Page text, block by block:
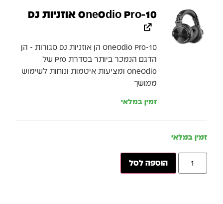
OneOdio Pro-10 אוזניות DJ
OneOdio Pro-10 הן אוזניות DJ סגורות - הן
הדגם הנמכר ביותר בסדרת Pro של
OneOdio ומציעות איטמות ונוחות לשימוש
ממושך
זמין במלאי
זמין במלאי
הוספה לסל